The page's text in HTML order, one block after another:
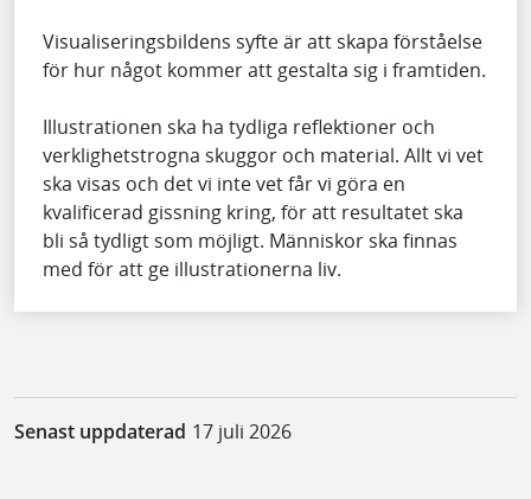
Visualiseringsbildens syfte är att skapa förståelse
för hur något kommer att gestalta sig i framtiden.
Illustrationen ska ha tydliga reflektioner och
verklighetstrogna skuggor och material. Allt vi vet
ska visas och det vi inte vet får vi göra en
kvalificerad gissning kring, för att resultatet ska
bli så tydligt som möjligt. Människor ska finnas
med för att ge illustrationerna liv.
Senast uppdaterad 17 juli 2026